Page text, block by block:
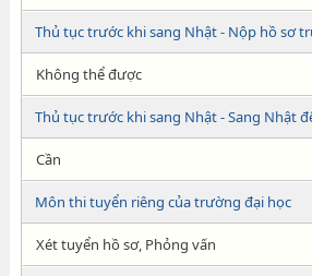
Thủ tục trước khi sang Nhật - Nộp hồ sơ
Không thể được
Thủ tục trước khi sang Nhật - Sang Nhật
Cần
Môn thi tuyển riêng của trường đại học
Xét tuyển hồ sơ, Phỏng vấn